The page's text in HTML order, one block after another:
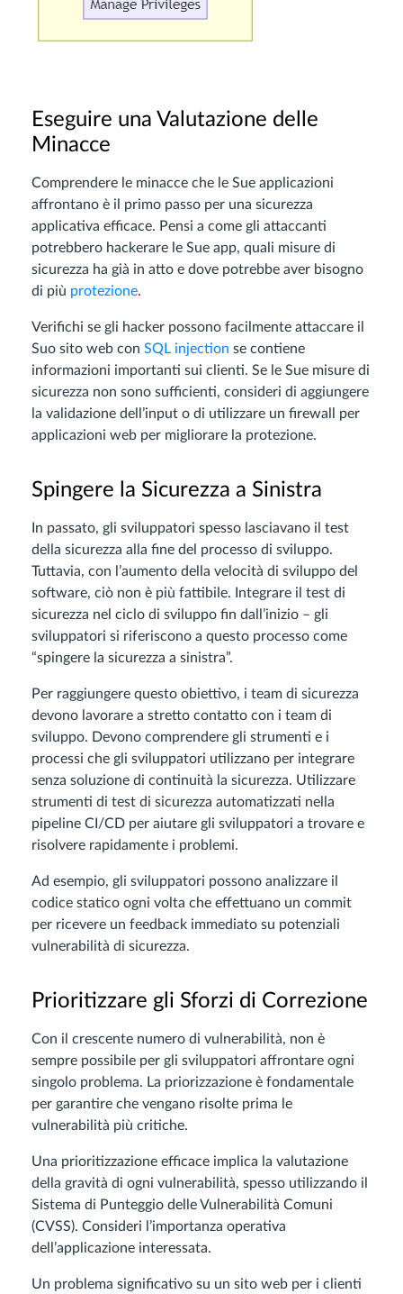
Eseguire una Valutazione delle
Minacce
Comprendere le minacce che le Sue applicazioni
affrontano è il primo passo per una sicurezza
applicativa efficace. Pensi a come gli attaccanti
potrebbero hackerare le Sue app, quali misure di
sicurezza ha già in atto e dove potrebbe aver bisogno
di più protezione.
Verifichi se gli hacker possono facilmente attaccare il
Suo sito web con SQL injection se contiene
informazioni importanti sui clienti. Se le Sue misure di
sicurezza non sono sufficienti, consideri di aggiungere
la validazione dell’input o di utilizzare un firewall per
applicazioni web per migliorare la protezione.
Spingere la Sicurezza a Sinistra
In passato, gli sviluppatori spesso lasciavano il test
della sicurezza alla fine del processo di sviluppo.
Tuttavia, con l’aumento della velocità di sviluppo del
software, ciò non è più fattibile. Integrare il test di
sicurezza nel ciclo di sviluppo fin dall’inizio – gli
sviluppatori si riferiscono a questo processo come
“spingere la sicurezza a sinistra”.
Per raggiungere questo obiettivo, i team di sicurezza
devono lavorare a stretto contatto con i team di
sviluppo. Devono comprendere gli strumenti e i
processi che gli sviluppatori utilizzano per integrare
senza soluzione di continuità la sicurezza. Utilizzare
strumenti di test di sicurezza automatizzati nella
pipeline CI/CD per aiutare gli sviluppatori a trovare e
risolvere rapidamente i problemi.
Ad esempio, gli sviluppatori possono analizzare il
codice statico ogni volta che effettuano un commit
per ricevere un feedback immediato su potenziali
vulnerabilità di sicurezza.
Prioritizzare gli Sforzi di Correzione
Con il crescente numero di vulnerabilità, non è
sempre possibile per gli sviluppatori affrontare ogni
singolo problema. La priorizzazione è fondamentale
per garantire che vengano risolte prima le
vulnerabilità più critiche.
Una prioritizzazione efficace implica la valutazione
della gravità di ogni vulnerabilità, spesso utilizzando il
Sistema di Punteggio delle Vulnerabilità Comuni
(CVSS). Consideri l’importanza operativa
dell’applicazione interessata.
Un problema significativo su un sito web per i clienti